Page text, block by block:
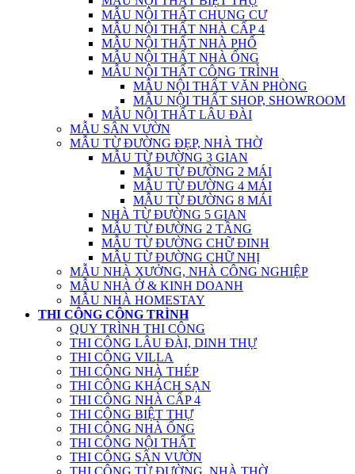
MẪU NỘI THẤT CHUNG CƯ
MẪU NỘI THẤT NHÀ CẤP 4
MẪU NỘI THẤT NHÀ PHỐ
MẪU NỘI THẤT NHÀ ỐNG
MẪU NỘI THẤT CÔNG TRÌNH
MẪU NỘI THẤT VĂN PHÒNG
MẪU NỘI THẤT SHOP, SHOWROOM
MẪU NỘI THẤT LÂU ĐÀI
MẪU SÂN VƯỜN
MẪU TỪ ĐƯỜNG ĐẸP, NHÀ THỜ
MẪU TỪ ĐƯỜNG 3 GIAN
MẪU TỪ ĐƯỜNG 2 MÁI
MẪU TỪ ĐƯỜNG 4 MÁI
MẪU TỪ ĐƯỜNG 8 MÁI
NHÀ TỪ ĐƯỜNG 5 GIAN
MẪU TỪ ĐƯỜNG 2 TẦNG
MẪU TỪ ĐƯỜNG CHỮ ĐINH
MẪU TỪ ĐƯỜNG CHỮ NHỊ
MẪU NHÀ XƯỞNG, NHÀ CÔNG NGHIỆP
MẪU NHÀ Ở & KINH DOANH
MẪU NHÀ HOMESTAY
THI CÔNG CÔNG TRÌNH
QUY TRÌNH THI CÔNG
THI CÔNG LÂU ĐÀI, DINH THỰ
THI CÔNG VILLA
THI CÔNG NHÀ THÉP
THI CÔNG KHÁCH SẠN
THI CÔNG NHÀ CẤP 4
THI CÔNG BIỆT THỰ
THI CÔNG NHÀ ỐNG
THI CÔNG NỘI THẤT
THI CÔNG SÂN VƯỜN
THI CÔNG TỪ ĐƯỜNG, NHÀ THỜ